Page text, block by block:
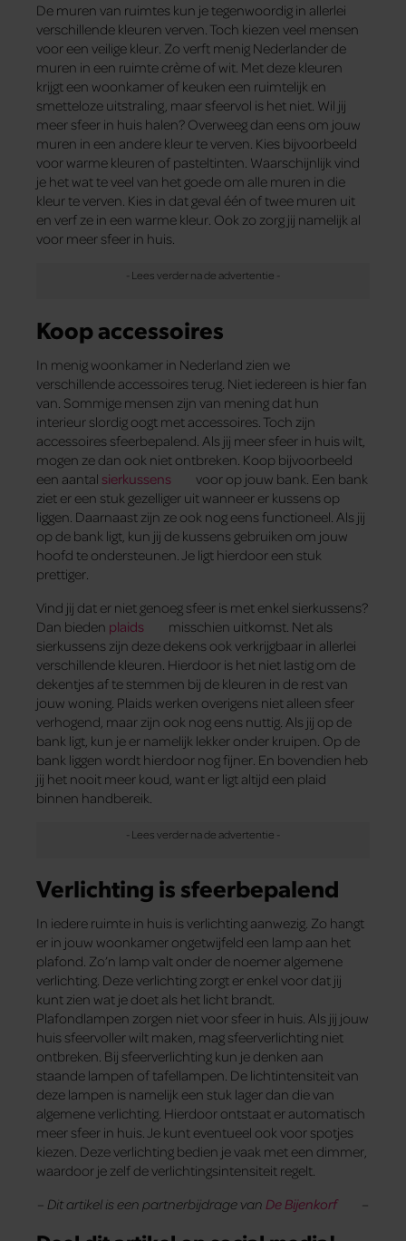
De muren van ruimtes kun je tegenwoordig in allerlei
verschillende kleuren verven. Toch kiezen veel mensen
voor een veilige kleur. Zo verft menig Nederlander de
muren in een ruimte crème of wit. Met deze kleuren
krijgt een woonkamer of keuken een ruimtelijk en
smetteloze uitstraling, maar sfeervol is het niet. Wil jij
meer sfeer in huis halen? Overweeg dan eens om jouw
muren in een andere kleur te verven. Kies bijvoorbeeld
voor warme kleuren of pasteltinten. Waarschijnlijk vind
je het wat te veel van het goede om alle muren in die
kleur te verven. Kies in dat geval één of twee muren uit
en verf ze in een warme kleur. Ook zo zorg jij namelijk al
voor meer sfeer in huis.
Koop accessoires
In menig woonkamer in Nederland zien we
verschillende accessoires terug. Niet iedereen is hier fan
van. Sommige mensen zijn van mening dat hun
interieur slordig oogt met accessoires. Toch zijn
accessoires sfeerbepalend. Als jij meer sfeer in huis wilt,
mogen ze dan ook niet ontbreken. Koop bijvoorbeeld
een aantal sierkussens
voor op jouw bank. Een bank
ziet er een stuk gezelliger uit wanneer er kussens op
liggen. Daarnaast zijn ze ook nog eens functioneel. Als jij
op de bank ligt, kun jij de kussens gebruiken om jouw
hoofd te ondersteunen. Je ligt hierdoor een stuk
prettiger.
Vind jij dat er niet genoeg sfeer is met enkel sierkussens?
Dan bieden plaids
misschien uitkomst. Net als
sierkussens zijn deze dekens ook verkrijgbaar in allerlei
verschillende kleuren. Hierdoor is het niet lastig om de
dekentjes af te stemmen bij de kleuren in de rest van
jouw woning. Plaids werken overigens niet alleen sfeer
verhogend, maar zijn ook nog eens nuttig. Als jij op de
bank ligt, kun je er namelijk lekker onder kruipen. Op de
bank liggen wordt hierdoor nog fijner. En bovendien heb
jij het nooit meer koud, want er ligt altijd een plaid
binnen handbereik.
Verlichting is sfeerbepalend
In iedere ruimte in huis is verlichting aanwezig. Zo hangt
er in jouw woonkamer ongetwijfeld een lamp aan het
plafond. Zo’n lamp valt onder de noemer algemene
verlichting. Deze verlichting zorgt er enkel voor dat jij
kunt zien wat je doet als het licht brandt.
Plafondlampen zorgen niet voor sfeer in huis. Als jij jouw
huis sfeervoller wilt maken, mag sfeerverlichting niet
ontbreken. Bij sfeerverlichting kun je denken aan
staande lampen of tafellampen. De lichtintensiteit van
deze lampen is namelijk een stuk lager dan die van
algemene verlichting. Hierdoor ontstaat er automatisch
meer sfeer in huis. Je kunt eventueel ook voor spotjes
kiezen. Deze verlichting bedien je vaak met een dimmer,
waardoor je zelf de verlichtingsintensiteit regelt.
– Dit artikel is een partnerbijdrage van De Bijenkorf –